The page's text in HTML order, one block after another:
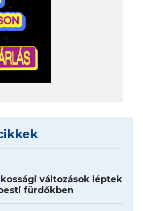
változások léptek
fürdőkben